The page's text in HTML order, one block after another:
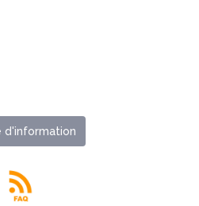
d'information